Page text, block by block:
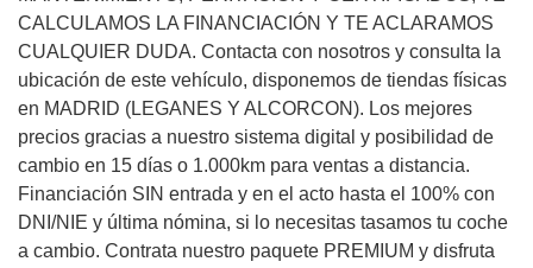
CALCULAMOS LA FINANCIACIÓN Y TE ACLARAMOS
CUALQUIER DUDA. Contacta con nosotros y consulta la
ubicación de este vehículo, disponemos de tiendas físicas
en MADRID (LEGANES Y ALCORCON). Los mejores
precios gracias a nuestro sistema digital y posibilidad de
cambio en 15 días o 1.000km para ventas a distancia.
Financiación SIN entrada y en el acto hasta el 100% con
DNI/NIE y última nómina, si lo necesitas tasamos tu coche
a cambio. Contrata nuestro paquete PREMIUM y disfruta